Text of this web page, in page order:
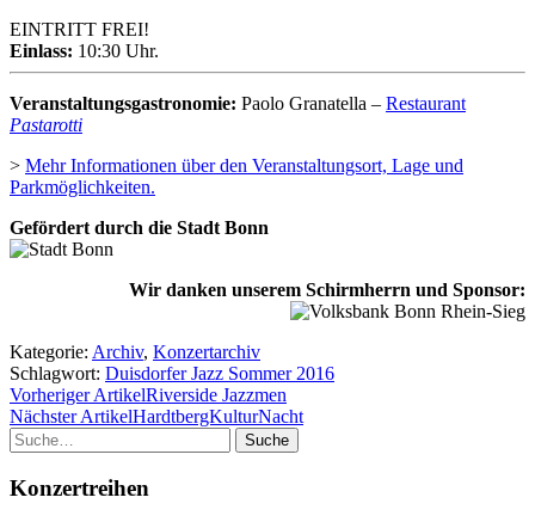
EINTRITT FREI!
Einlass: 10:30 Uhr.
Veranstaltungsgastronomie: Paolo Granatella – Restaurant
Pastarotti
> Mehr Informationen über den Veranstaltungsort, Lage und
Parkmöglichkeiten.
Gefördert durch die Stadt Bonn
Wir danken unserem Schirmherrn und Sponsor:
Kategorie: Archiv, Konzertarchiv
Schlagwort: Duisdorfer Jazz Sommer 2016
Vorheriger ArtikelRiverside Jazzmen
Nächster ArtikelHardtbergKulturNacht
Suche
Konzertreihen